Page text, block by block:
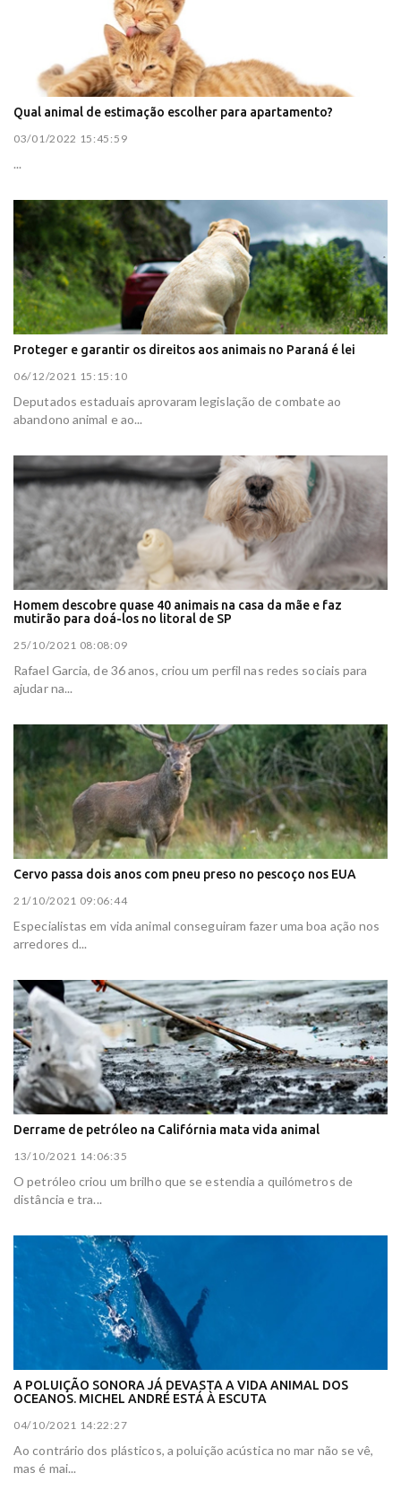
Qual animal de estimação escolher para apartamento?
03/01/2022 15:45:59
...
Proteger e garantir os direitos aos animais no Paraná é lei
06/12/2021 15:15:10
Deputados estaduais aprovaram legislação de combate ao
abandono animal e ao...
Homem descobre quase 40 animais na casa da mãe e faz
mutirão para doá-los no litoral de SP
25/10/2021 08:08:09
Rafael Garcia, de 36 anos, criou um perfil nas redes sociais para
ajudar na...
Cervo passa dois anos com pneu preso no pescoço nos EUA
21/10/2021 09:06:44
Especialistas em vida animal conseguiram fazer uma boa ação nos
arredores d...
Derrame de petróleo na Califórnia mata vida animal
13/10/2021 14:06:35
O petróleo criou um brilho que se estendia a quilómetros de
distância e tra...
A POLUIÇÃO SONORA JÁ DEVASTA A VIDA ANIMAL DOS
OCEANOS. MICHEL ANDRÉ ESTÁ À ESCUTA
04/10/2021 14:22:27
Ao contrário dos plásticos, a poluição acústica no mar não se vê,
mas é mai...